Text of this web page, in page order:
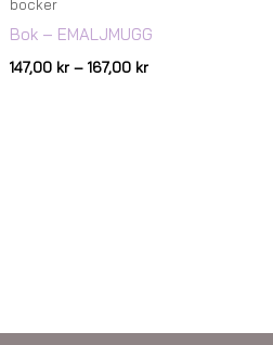
böcker
Bok – EMALJMUGG
147,00 kr – 167,00 kr